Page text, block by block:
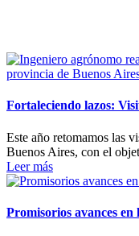
Fortaleciendo lazos:
Este año retomamos las
Buenos Aires, con el
Leer más
Promisorios avances en